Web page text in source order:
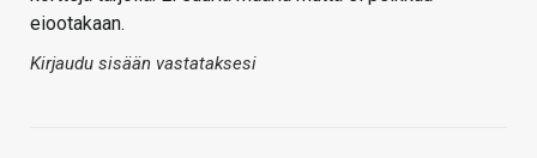
eiootakaan.
Kirjaudu sisään vastataksesi